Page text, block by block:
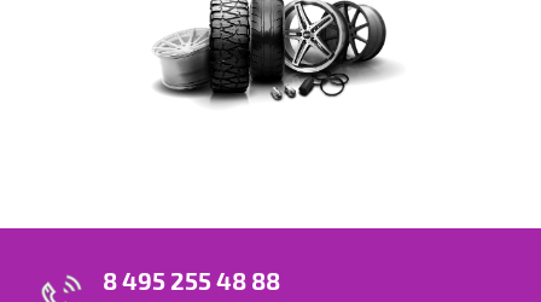
8 495 255 48 88